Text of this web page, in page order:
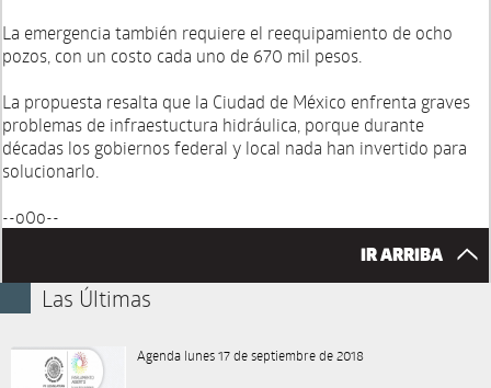
La emergencia también requiere el reequipamiento de ocho
pozos, con un costo cada uno de 670 mil pesos.
La propuesta resalta que la Ciudad de México enfrenta graves
problemas de infraestuctura hidráulica, porque durante
décadas los gobiernos federal y local nada han invertido para
solucionarlo.
--o0o--
IR ARRIBA
Las Últimas
Agenda lunes 17 de septiembre de 2018